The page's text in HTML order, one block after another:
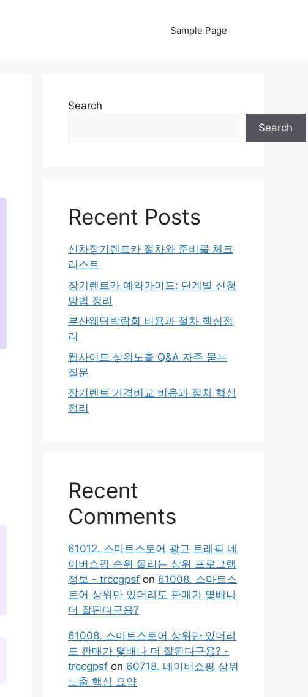
Sample Page
Search
Search
Recent Posts
신차장기렌트카 절차와 준비물 체크
리스트
장기렌트카 예약가이드: 단계별 신청
방법 정리
부산웨딩박람회 비용과 절차 핵심정
리
웹사이트 상위노출 Q&A 자주 묻는
질문
장기렌트 가격비교 비용과 절차 핵심
정리
Recent
Comments
61012. 스마트스토어 광고 트래픽 네
이버쇼핑 순위 올리는 상위 프로그램
정보 - trccgpsf on 61008. 스마트스
토어 상위만 있더라도 판매가 몇배나
더 잘된다구용?
61008. 스마트스토어 상위만 있더라
도 판매가 몇배나 더 잘된다구용? -
trccgpsf on 60718. 네이버쇼핑 상위
노출 핵심 요약